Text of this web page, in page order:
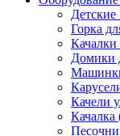
Горка
Домики
Качели
Качалка